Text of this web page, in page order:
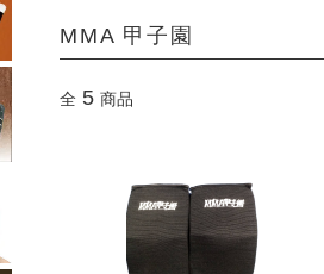
MMA 甲子園
全 5 商品